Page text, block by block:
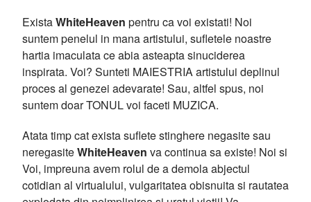
ExistaWhiteHeaven pentru ca voi existati! Noi
suntem penelul in mana artistului, sufletele noastre
hartia imaculata ce abia asteapta sinuciderea
inspirata. Voi? Sunteti MAIESTRIA artistului deplinul
proces al genezei adevarate! Sau, altfel spus, noi
suntem doar TONUL voi faceti MUZICA.
Atata timp cat exista suflete stinghere negasite sau
neregasiteWhiteHeaven va continua sa existe! Noi si
Voi, impreuna avem rolul de a demola abjectul
cotidian al virtualului, vulgaritatea obisnuita si rautatea